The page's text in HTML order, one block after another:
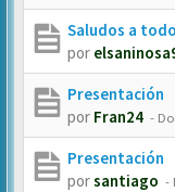
Saludos a
por
Presentación
por Fran24 -
Presentación
porsantiago -